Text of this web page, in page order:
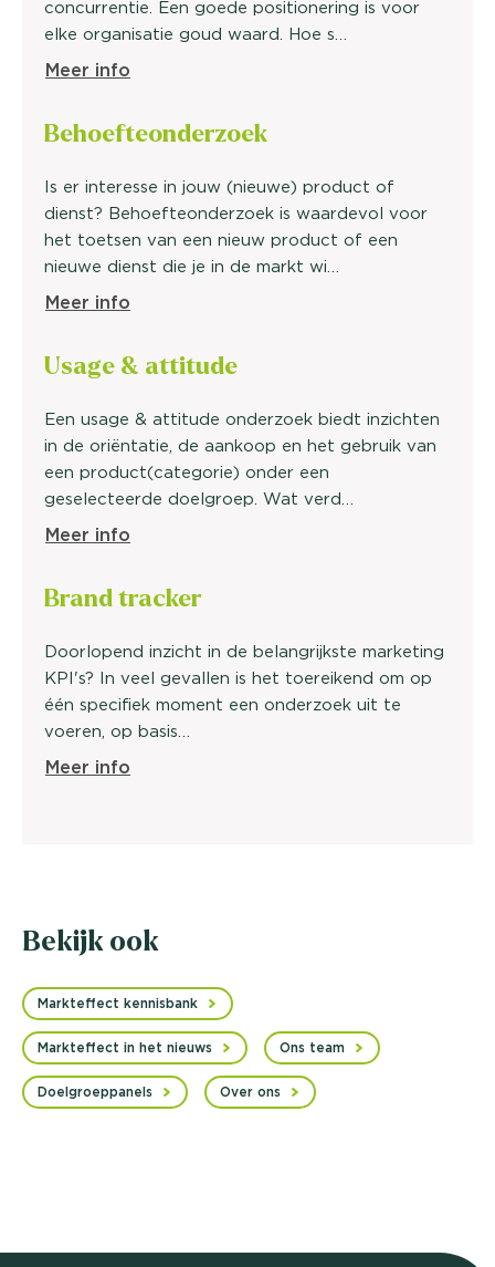
concurrentie. Een goede positionering is voor
elke organisatie goud waard. Hoe s…
Meer info
Behoefteonderzoek
Is er interesse in jouw (nieuwe) product of
dienst? Behoefteonderzoek is waardevol voor
het toetsen van een nieuw product of een
nieuwe dienst die je in de markt wi…
Meer info
Usage & attitude
Een usage & attitude onderzoek biedt inzichten
in de oriëntatie, de aankoop en het gebruik van
een product(categorie) onder een
geselecteerde doelgroep. Wat verd…
Meer info
Brandtracker
Doorlopend inzicht in de belangrijkste marketing
KPI's? In veel gevallen is het toereikend om op
één specifiek moment een onderzoek uit te
voeren, op basis…
Meer info
Bekijk ook
Markteffect kennisbank
Markteffect in het nieuws Ons team
Doelgroeppanels Over ons